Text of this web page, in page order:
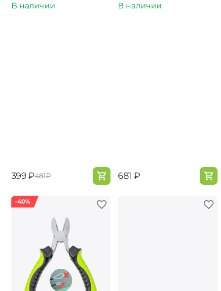
В наличии
‍399‍ ₽‍481‍₽
В наличии
‍681‍ ₽
-40%